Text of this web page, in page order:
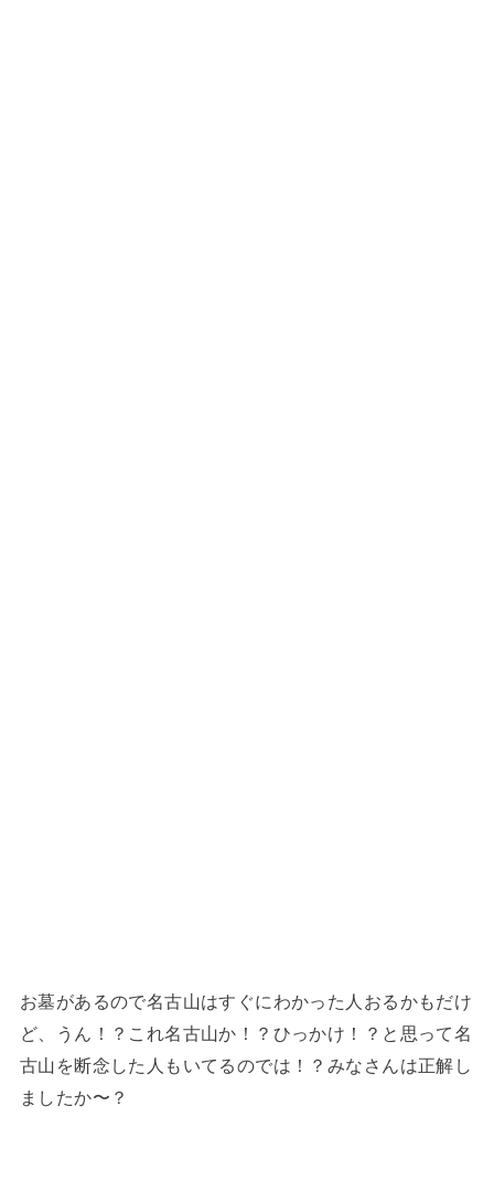
お墓があるので名古山はすぐにわかった人おるかもだけ
ど、うん！？これ名古山か！？ひっかけ！？と思って名
古山を断念した人もいてるのでは！？みなさんは正解し
ましたか〜？